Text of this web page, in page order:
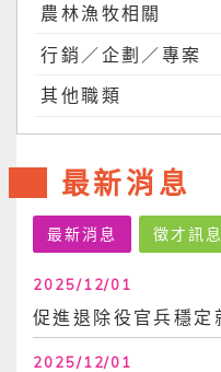
農林漁牧相關
行銷／企劃／專案
其他職類
最新消息
最新消息 徵才訊息
2025/12/01
2025/12/01